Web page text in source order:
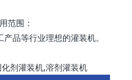
范围：
品等行业理想的灌装机。